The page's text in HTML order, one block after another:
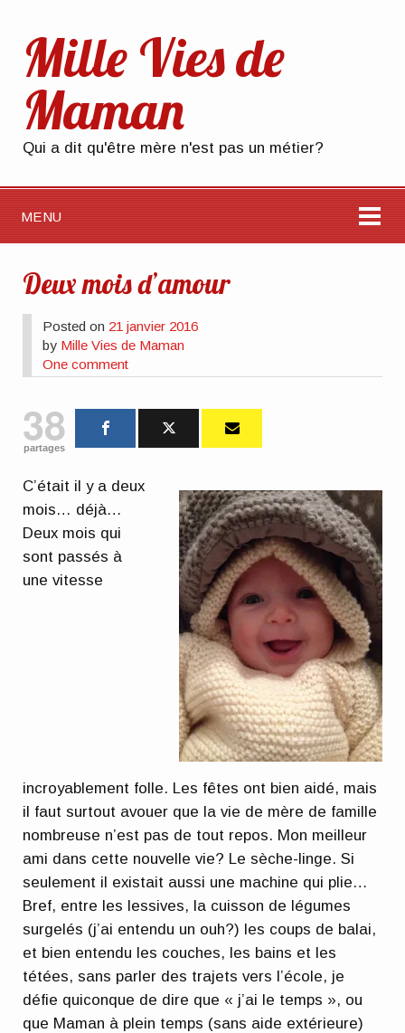
Mille Vies de
Maman
Qui a dit qu'être mère n'est pas un métier?
MENU
Deux mois d’amour
Posted on 21 janvier 2016
by Mille Vies de Maman
One comment
38
partages
C’était il y a deux
mois… déjà…
Deux mois qui
sont passés à
une vitesse
incroyablement folle. Les fêtes ont bien aidé, mais
il faut surtout avouer que la vie de mère de famille
nombreuse n’est pas de tout repos. Mon meilleur
ami dans cette nouvelle vie? Le sèche-linge. Si
seulement il existait aussi une machine qui plie…
Bref, entre les lessives, la cuisson de légumes
surgelés (j’ai entendu un ouh?) les coups de balai,
et bien entendu les couches, les bains et les
tétées, sans parler des trajets vers l’école, je
défie quiconque de dire que « j’ai le temps », ou
que Maman à plein temps (sans aide extérieure)